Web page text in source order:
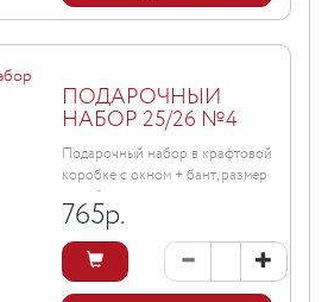
ПОДАРОЧНЫЙ
НАБОР 25/26 №4
Подарочный набор в крафтовой
коробке с окном + бант, размер
коробки ...
765р.